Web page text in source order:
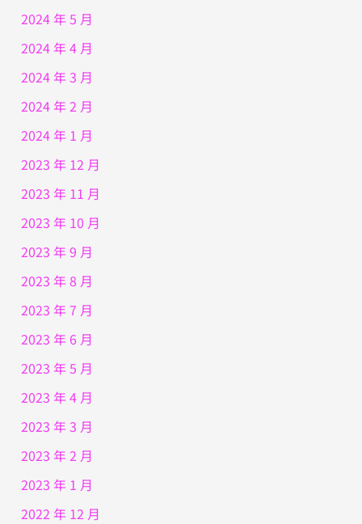
2024 年 5 月
2024 年 4 月
2024 年 3 月
2024 年 2 月
2024 年 1 月
2023 年 12 月
2023 年 11 月
2023 年 10 月
2023 年 9 月
2023 年 8 月
2023 年 7 月
2023 年 6 月
2023 年 5 月
2023 年 4 月
2023 年 3 月
2023 年 2 月
2023 年 1 月
2022 年 12 月